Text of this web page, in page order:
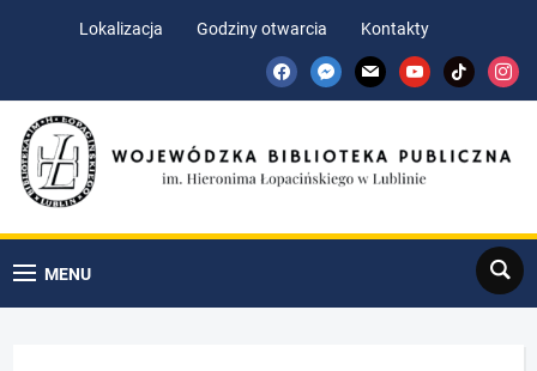
Lokalizacja Godziny otwarcia
Kontakty
facebookmessenger
mail youtubetiktok
MENU
Search